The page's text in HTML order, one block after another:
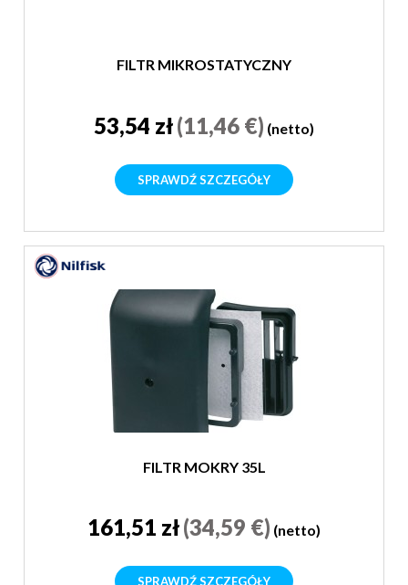
FILTR MIKROSTATYCZNY
53,54 zł(11,46 €) (netto)
SPRAWDŹ SZCZEGÓŁY
FILTR MOKRY 35L
161,51 zł(34,59 €) (netto)
SPRAWDŹ SZCZEGÓŁY